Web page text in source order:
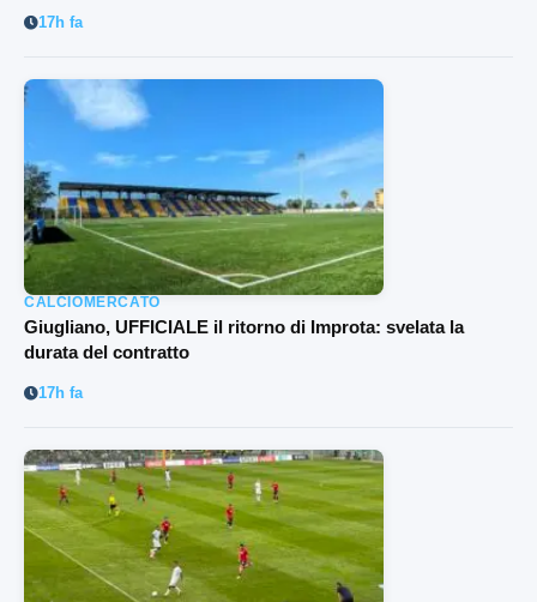
17h fa
CALCIOMERCATO
Giugliano, UFFICIALE il ritorno di Improta: svelata la
durata del contratto
17h fa